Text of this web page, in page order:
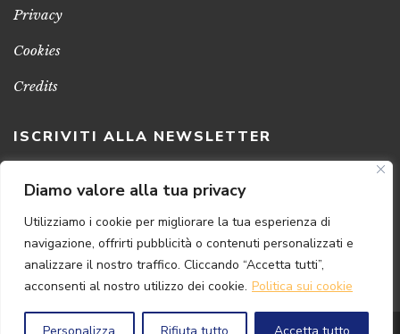
Diamo valore alla tua privacy
Utilizziamo i cookie per migliorare la tua esperienza di
navigazione, offrirti pubblicità o contenuti personalizzati e
analizzare il nostro traffico. Cliccando “Accetta tutti”,
acconsenti al nostro utilizzo dei cookie. Politica sui cookie
Privacy
Cookies
Credits
ISCRIVITI ALLA NEWSLETTER
Clicca sul pulsante per ricevere le nostre ultime novità,
notizie e promozioni
ISCRIVITI ADESSO